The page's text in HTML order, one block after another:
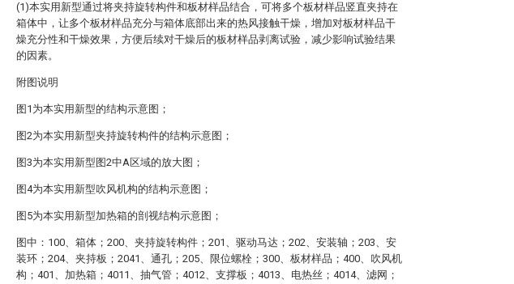
(1)本实用新型通过将夹持旋转构件和板材样品结合，可将多个板材样品竖直夹持在
箱体中，让多个板材样品充分与箱体底部出来的热风接触干燥，增加对板材样品干
燥充分性和干燥效果，方便后续对干燥后的板材样品剥离试验，减少影响试验结果
的因素。
附图说明
图1为本实用新型的结构示意图；
图2为本实用新型夹持旋转构件的结构示意图；
图3为本实用新型图2中A区域的放大图；
图4为本实用新型吹风机构的结构示意图；
图5为本实用新型加热箱的剖视结构示意图；
图中：100、箱体；200、夹持旋转构件；201、驱动马达；202、安装轴；203、安
装环；204、夹持板；2041、通孔；205、限位螺栓；300、板材样品；400、吹风机
构；401、加热箱；4011、抽气管；4012、支撑板；4013、电热丝；4014、滤网；